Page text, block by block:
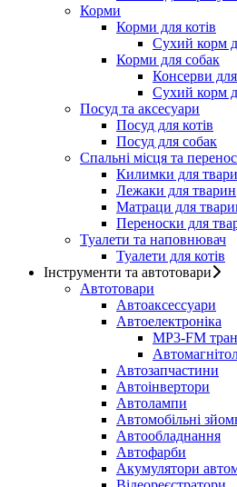
Корми
Корми для котів
Сухий корм
Корми для собак
Консерви
Сухий корм
Посуд та аксесуари
Посуд для котів
Посуд для собак
Спальні місця та
Килимки для
Лежаки для тварин
Матраци для
Переноски для
Туалети та наповнювач
Туалети для котів
Інструменти та автотовари
Автотовари
Автоаксессуари
Автоелектроніка
MP3-FM
Автозапчастини
Автоінвертори
Автолампи
Автомобільні
Автообладнання
Автофарби
Акумулятори